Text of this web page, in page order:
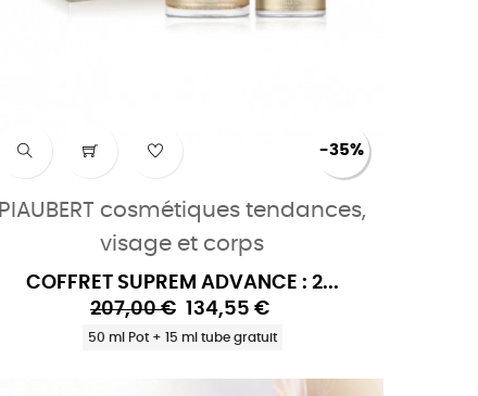
-35%
PIAUBERT cosmétiques tendances,
visage et corps
COFFRET SUPREM ADVANCE : 2...
207,00 € 134,55 €
50 ml Pot + 15 ml tube gratuit